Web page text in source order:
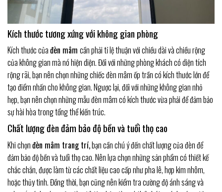
Kích thước tương xứng với không gian phòng
Kích thước củađèn mâm cần phải tỉ lệ thuận với chiều dài và chiều rộng
của không gian mà nó hiện diện. Đối với những phòng khách có diện tích
rộng rãi, bạn nên chọn những chiếc đèn mâm ốp trần có kích thước lớn để
tạo điểm nhấn cho không gian. Ngược lại, đối với những không gian nhỏ
hẹp, bạn nên chọn những mẫu đèn mâm có kích thước vừa phải để đảm bảo
sự hài hòa trong tổng thể kiến trúc.
Chất lượng đèn đảm bảo độ bền và tuổi thọ cao
Khi chọnđèn mâm trang trí,bạn cần chú ý đến chất lượng của đèn để
đảm bảo độ bền và tuổi thọ cao. Nên lựa chọn những sản phẩm có thiết kế
chắc chắn, được làm từ các chất liệu cao cấp như pha lê, hợp kim nhôm,
hoặc thủy tinh. Đồng thời, bạn cũng nên kiểm tra cường độ ánh sáng và